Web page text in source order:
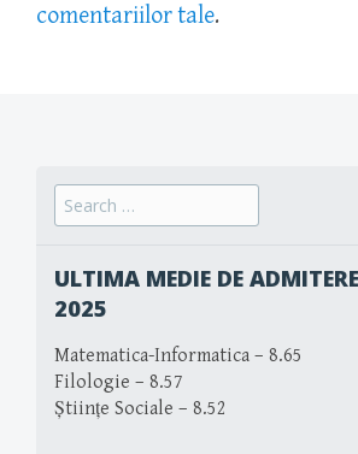
comentariilor tale.
Search
for:
ULTIMA MEDIE DE
2025
Matematica-Informatica – 8.65
Filologie – 8.57
Științe Sociale – 8.52